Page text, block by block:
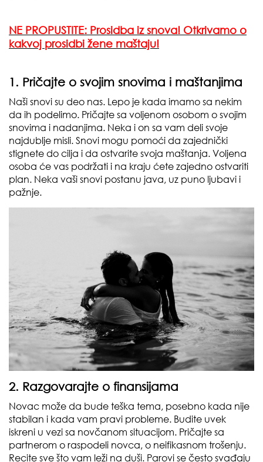
NE PROPUSTITE: Prosidba iz snova! Otkrivamo o
kakvoj prosidbi žene maštaju!
1. Pričajte o svojim snovima i maštanjima
Naši snovi su deo nas. Lepo je kada imamo sa nekim
da ih podelimo. Pričajte sa voljenom osobom o svojim
snovima i nadanjima. Neka i on sa vam deli svoje
najdublje misli. Snovi mogu pomoći da zajednički
stignete do cilja i da ostvarite svoja maštanja. Voljena
osoba će vas podržati i na kraju ćete zajedno ostvariti
plan. Neka vaši snovi postanu java, uz puno ljubavi i
pažnje.
2. Razgovarajte o finansijama
Novac može da bude teška tema, posebno kada nije
stabilan i kada vam pravi probleme. Budite uvek
iskreni u vezi sa novčanom situacijom. Pričajte sa
partnerom o raspodeli novca, o neifikasnom trošenju.
Recite sve što vam leži na duši. Parovi se često svađaju